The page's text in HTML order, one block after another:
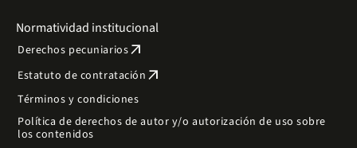
Normatividad institucional
Derechos pecuniariosarrow_outward
Estatuto de contratación arrow_outward
Términos y condiciones
Política de derechos de autor y/o autorización de uso sobre
los contenidos